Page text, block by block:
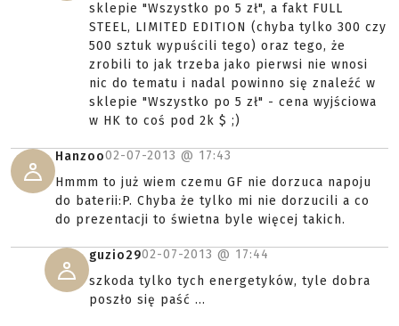
sklepie "Wszystko po 5 zł", a fakt FULL
STEEL, LIMITED EDITION (chyba tylko 300 czy
500 sztuk wypuścili tego) oraz tego, że
zrobili to jak trzeba jako pierwsi nie wnosi
nic do tematu i nadal powinno się znaleźć w
sklepie "Wszystko po 5 zł" - cena wyjściowa
w HK to coś pod 2k $ ;)
Hanzoo02-07-2013 @ 17:43
Hmmm to już wiem czemu GF nie dorzuca napoju
do baterii:P. Chyba że tylko mi nie dorzucili a co
do prezentacji to świetna byle więcej takich.
guzio2902-07-2013 @ 17:44
szkoda tylko tych energetyków, tyle dobra
poszło się paść ...